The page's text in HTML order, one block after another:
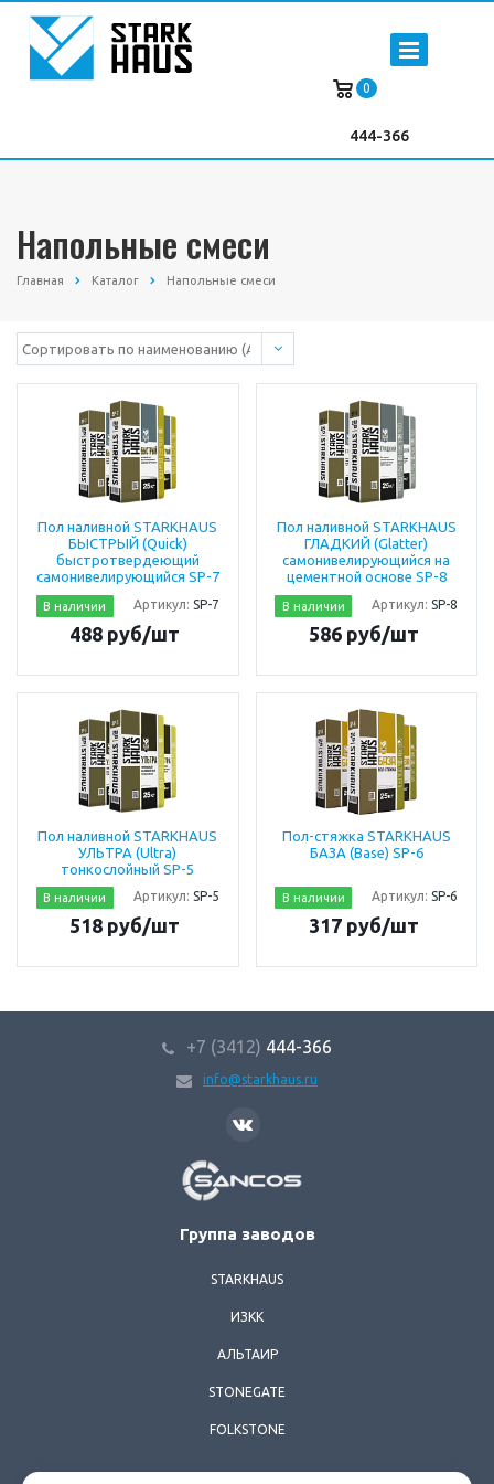
0
444-366
Напольные смеси
Главная Каталог Напольные смеси
Пол наливной STARKHAUS
БЫСТРЫЙ (Quick)
быстротвердеющий
самонивелирующийся SP-7
В наличии Артикул: SP-7
488 руб/шт
Пол наливной STARKHAUS
ГЛАДКИЙ (Glatter)
самонивелирующийся на
цементной основе SP-8
В наличии Артикул:SP-8
586 руб/шт
Пол наливной STARKHAUS
УЛЬТРА (Ultra)
тонкослойный SP-5
В наличии Артикул: SP-5
518 руб/шт
Пол-стяжка STARKHAUS
БАЗА (Base) SP-6
В наличии Артикул:SP-6
317 руб/шт
+7 (3412) 444-366
info@starkhaus.ru
Группа заводов
STARKHAUS
ИЗКК
АЛЬТАИР
STONEGATE
FOLKSTONE